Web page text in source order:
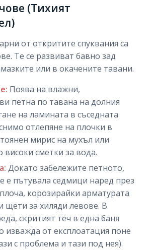
(Тихият
от откритите спуквания са
Те се развиват бавно зад
или в окачените тавани.
Поява на влажни,
петна по тавана на долния
на ламината в съседната
отлепяне на плочки в
мирис на мухъл или
високи сметки за вода.
Докато забележите петното,
е пътувала седмици наред през
корозирайки арматурата
щети за хиляди левове. В
скритият теч в една баня
изважда от експлоатация поне
с проблема и тази под нея).